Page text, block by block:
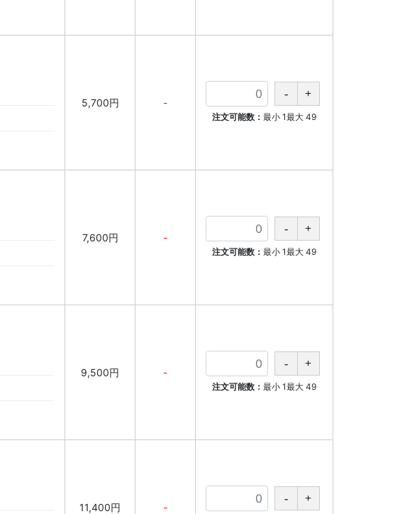
5,700円 -
注文可能数： 最小 1最大 49
7,600円 -
注文可能数： 最小 1最大 49
9,500円 -
注文可能数： 最小 1最大 49
11,400円 -